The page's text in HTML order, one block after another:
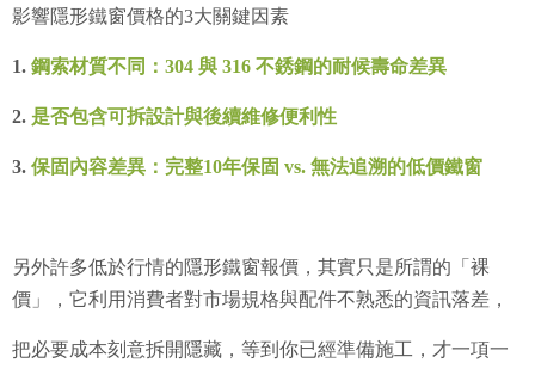
影響隱形鐵窗價格的3大關鍵因素
1. 鋼索材質不同：304 與 316 不銹鋼的耐候壽命差異
2. 是否包含可拆設計與後續維修便利性
3. 保固內容差異：完整10年保固 vs. 無法追溯的低價鐵窗
另外許多低於行情的隱形鐵窗報價，其實只是所謂的「裸
價」，它利用消費者對市場規格與配件不熟悉的資訊落差，
把必要成本刻意拆開隱藏，等到你已經準備施工，才一項一